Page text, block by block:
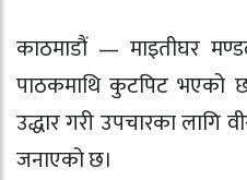
काठमाडौं —माइतीघर
पाठकमाथि कुटपिट भएको
उद्धार गरी उपचारका लागि
जनाएको छ।